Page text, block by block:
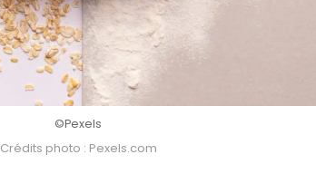
©Pexels
Crédits photo : Pexels.com